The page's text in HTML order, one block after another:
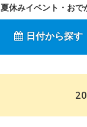
夏休みイベント・おで
日付から探す